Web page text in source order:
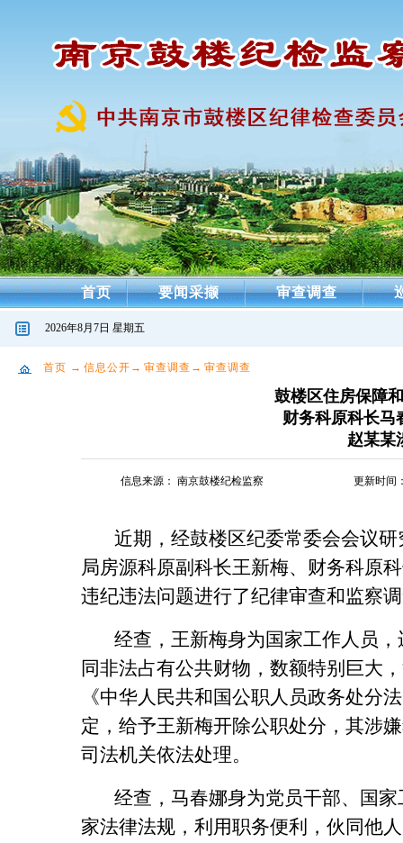
首页 要闻采撷 审查调查
2026年8月7日 星期五
首页 → 信息公开 → 审查调查 → 审查调查
鼓楼区住房保障
财务科原科长马
赵某某
信息来源： 南京鼓楼纪检监察 更新时间
近期，经鼓楼区纪委常委会会议
局房源科原副科长王新梅、财务科原
违纪违法问题进行了纪律审查和监察
经查，王新梅身为国家工作人员
同非法占有公共财物，数额特别巨大
《中华人民共和国公职人员政务处分
定，给予王新梅开除公职处分，其涉
司法机关依法处理。
经查，马春娜身为党员干部、国
家法律法规，利用职务便利，伙同他